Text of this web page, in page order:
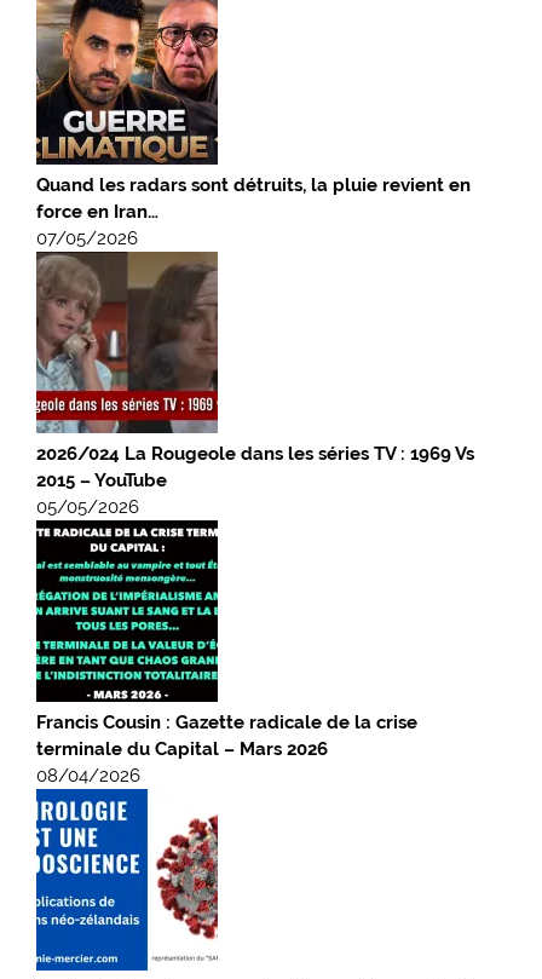
Quand les radars sont détruits, la pluie revient en
force en Iran…
07/05/2026
2026/024 La Rougeole dans les séries TV : 1969 Vs
2015 – YouTube
05/05/2026
Francis Cousin : Gazette radicale de la crise
terminale du Capital – Mars 2026
08/04/2026